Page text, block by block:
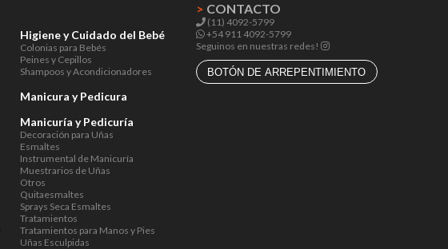
Higiene y Cuidado del Bebé
Colonias para Bebés
Peines y Cepillos
Shampoos y Acondicionadores
Manicura y Pedicura
Manicuría y Pedicuría
Decoración para Uñas
Esmaltes
Instrumental de Manicuría
Muestrarios de Uñas
Otros
Quitaesmaltes
Sprays Seca Esmaltes
Tratamientos
Tratamientos para Manos y Pies
Uñas Esculpidas
> CONTACTO
(11) 4092-5799
+54 911 4092-5799
Seguinos en nuestras redes!
BOTÓN DE ARREPENTIMIENTO